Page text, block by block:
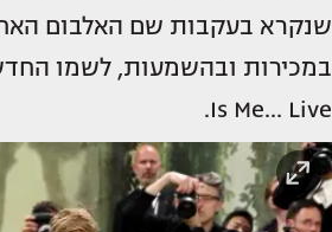
שנקרא בעקבות שם האלבום
Is Me… Live.